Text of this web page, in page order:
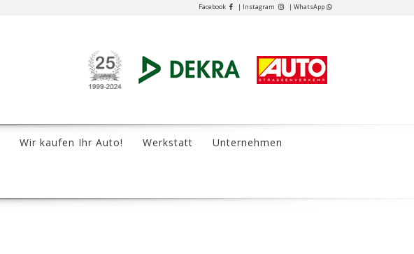
Facebook | Instagram | WhatsApp
Wir kaufen Ihr Auto! Werkstatt Unternehmen